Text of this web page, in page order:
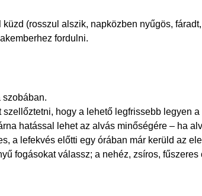
(rosszul alszik, napközben nyűgös,
fordulni.
szobában.
szellőztetni, hogy a lehető legfrissebb legyen a
hatással lehet az alvás minőségére – ha
a lefekvés előtti egy órában már kerüld az
fogásokat válassz; a nehéz, zsíros,